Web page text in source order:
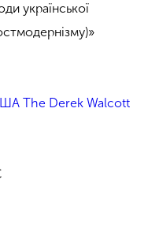
української
The Derek Walcott